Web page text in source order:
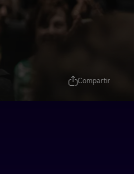
Compartir